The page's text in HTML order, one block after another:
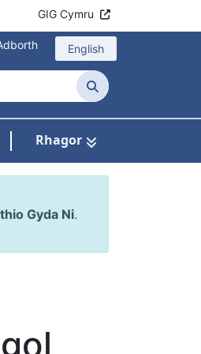
GIG Cymru
English
Chwilio
Rhagor
Gyda Ni.